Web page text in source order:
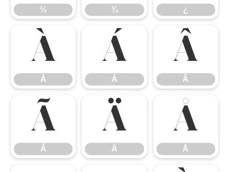
½ ¾ ¿
À
À
Á
Á
Â
Â
Ã
Ã
Ä
Ä
Å
Å